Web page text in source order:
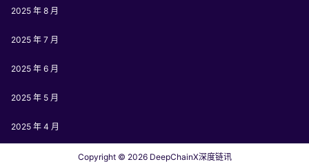
2025 年 8 月
2025 年 7 月
2025 年 6 月
2025 年 5 月
2025 年 4 月
Copyright © 2026DeepChainX深度链讯